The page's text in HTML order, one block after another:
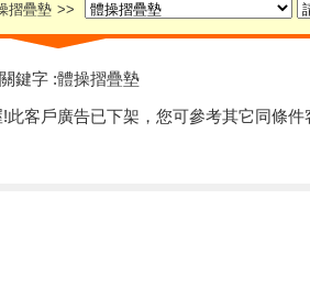
摺疊墊 >>
鍵字 :體操摺疊墊
客戶廣告已下架，您可參考其它同條件